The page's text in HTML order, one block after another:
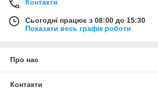
Контакти
Сьогодні працює з 08:00 до 15:30
Показати весь графік роботи
Про нас
Контакти